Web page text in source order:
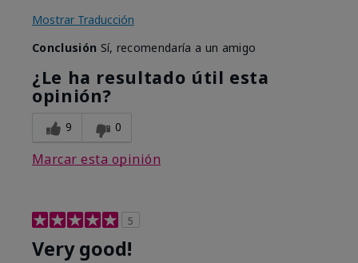
Mostrar Traducción
Conclusión Sí, recomendaría a un amigo
¿Le ha resultado útil esta
opinión?
9 0
Marcar esta opinión
5
Very good!